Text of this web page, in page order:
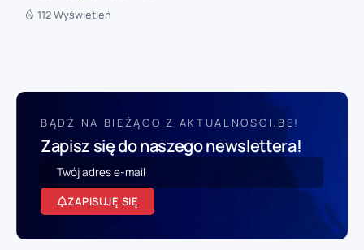
112 Wyświetleń
BĄDŹ NA BIEŻĄCO Z AKTUALNOSCI.BE!
Zapisz się do naszego newslettera!
ZAPISUJĘ SIĘ